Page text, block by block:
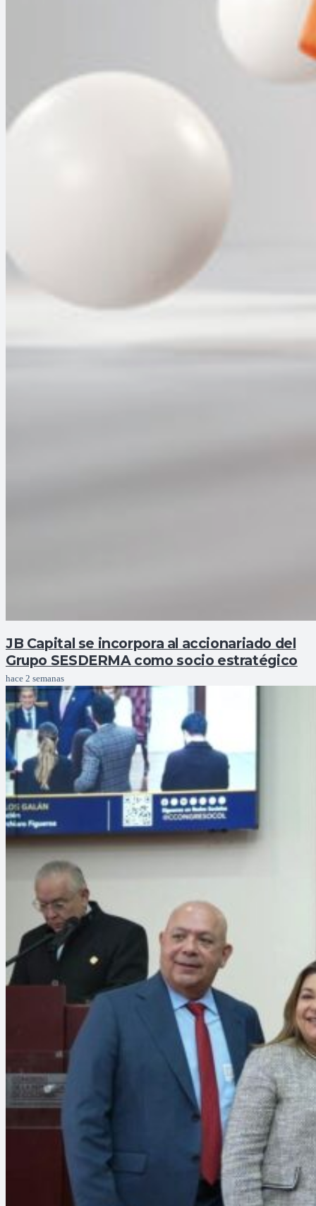
JB Capital se incorpora al accionariado del
Grupo SESDERMA como socio estratégico
hace 2 semanas